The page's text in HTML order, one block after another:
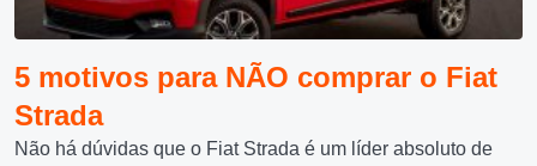
5 motivos para NÃO comprar o Fiat
Strada
Não há dúvidas que o Fiat Strada é um líder absoluto de